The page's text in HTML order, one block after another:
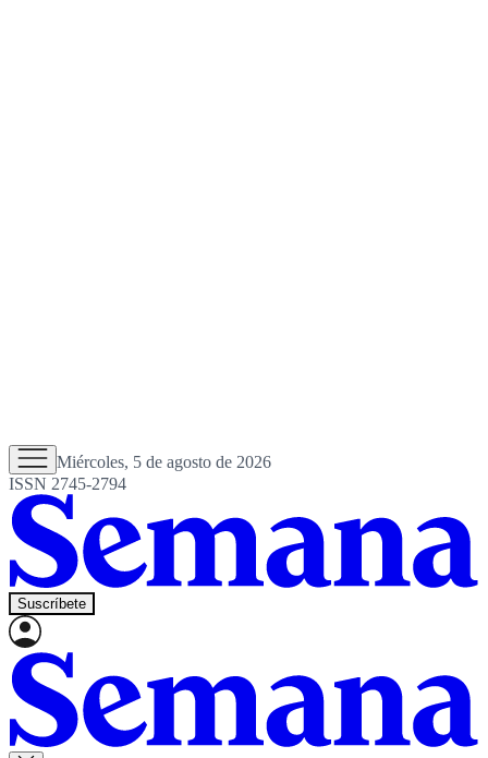
Miércoles, 5 de agosto de 2026
ISSN 2745-2794
Suscríbete